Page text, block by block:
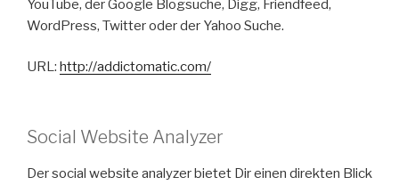
YouTube, der Google Blogsuche, Digg, Friendfeed,
WordPress, Twitter oder der Yahoo Suche.
URL: http://addictomatic.com/
Social Website Analyzer
Der social website analyzer bietet Dir einen direkten Blick